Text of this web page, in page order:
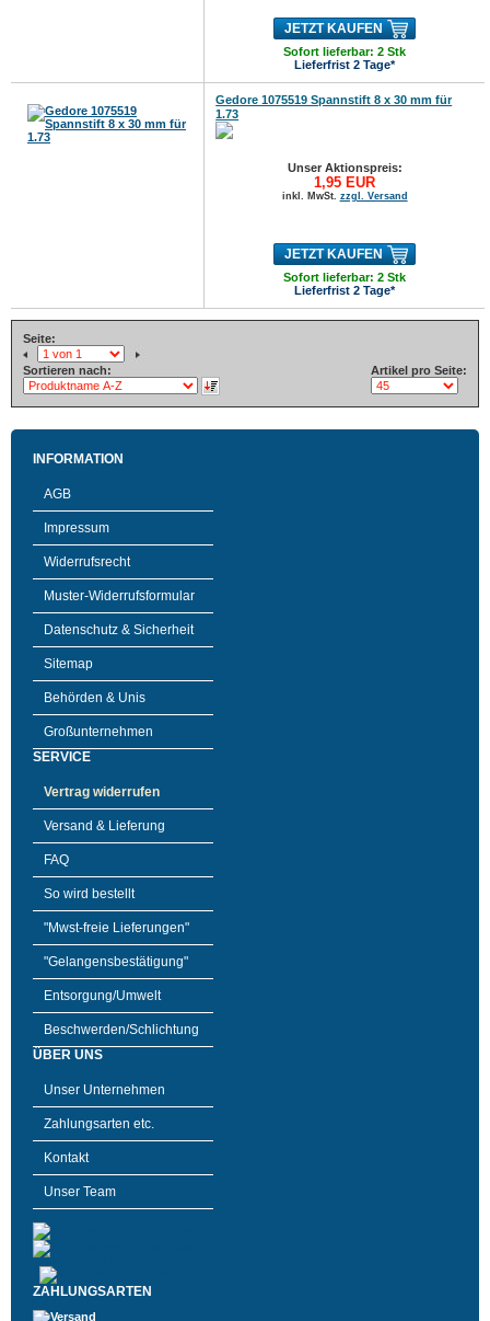
JETZT KAUFEN
Sofort lieferbar: 2 Stk
Lieferfrist 2 Tage*
Gedore 1075519 Spannstift 8 x 30 mm für
1.73
Unser Aktionspreis:
1,95 EUR
inkl. MwSt. zzgl. Versand
JETZT KAUFEN
Sofort lieferbar: 2 Stk
Lieferfrist 2 Tage*
Seite:
Sortieren nach: Artikel pro Seite:
INFORMATION
AGB
Impressum
Widerrufsrecht
Muster-Widerrufsformular
Datenschutz & Sicherheit
Sitemap
Behörden & Unis
Großunternehmen
SERVICE
Vertrag widerrufen
Versand & Lieferung
FAQ
So wird bestellt
"Mwst-freie Lieferungen"
"Gelangensbestätigung"
Entsorgung/Umwelt
Beschwerden/Schlichtung
ÜBER UNS
Unser Unternehmen
Zahlungsarten etc.
Kontakt
Unser Team
ZAHLUNGSARTEN